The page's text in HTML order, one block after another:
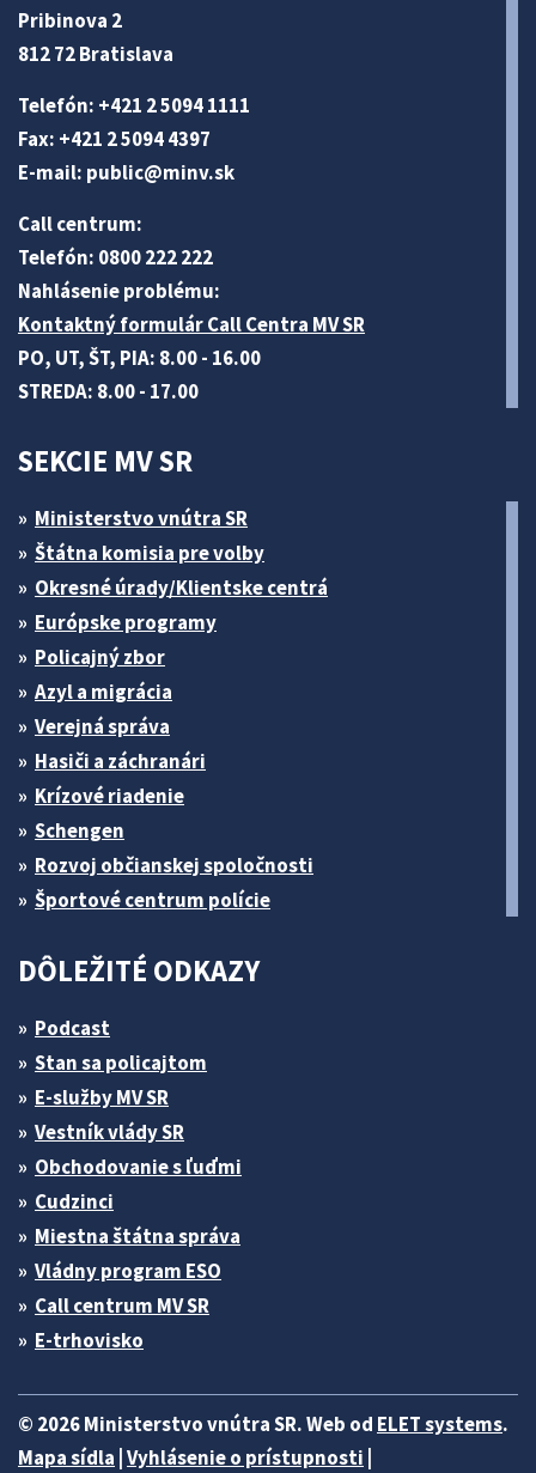
Pribinova 2
812 72 Bratislava
Telefón: +421 2 5094 1111
Fax: +421 2 5094 4397
E-mail: public@minv.sk
Call centrum:
Telefón: 0800 222 222
Nahlásenie problému:
Kontaktný formulár Call Centra MV SR
PO, UT, ŠT, PIA: 8.00 - 16.00
STREDA: 8.00 - 17.00
SEKCIE MV SR
Ministerstvo vnútra SR
Štátna komisia pre volby
Okresné úrady/Klientske centrá
Európske programy
Policajný zbor
Azyl a migrácia
Verejná správa
Hasiči a záchranári
Krízové riadenie
Schengen
Rozvoj občianskej spoločnosti
Športové centrum polície
DÔLEŽITÉ ODKAZY
Podcast
Stan sa policajtom
E-služby MV SR
Vestník vlády SR
Obchodovanie s ľuďmi
Cudzinci
Miestna štátna správa
Vládny program ESO
Call centrum MV SR
E-trhovisko
© 2026 Ministerstvo vnútra SR. Web od ELET systems.
Mapa sídla Vyhlásenie o prístupnosti